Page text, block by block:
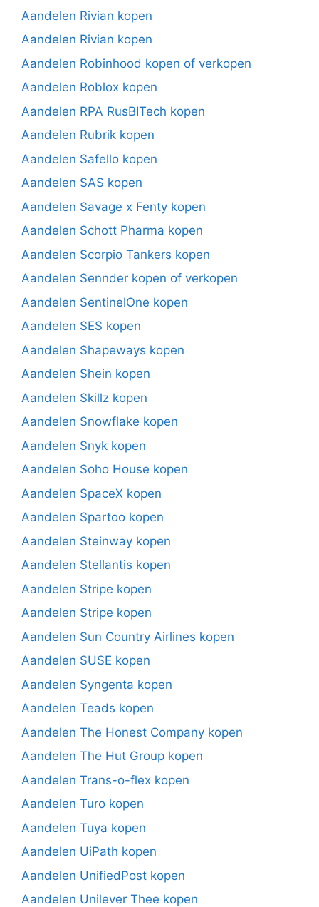
Aandelen Rivian kopen
Aandelen Rivian kopen
Aandelen Robinhood kopen of verkopen
Aandelen Roblox kopen
Aandelen RPA RusBITech kopen
Aandelen Rubrik kopen
Aandelen Safello kopen
Aandelen SAS kopen
Aandelen Savage x Fenty kopen
Aandelen Schott Pharma kopen
Aandelen Scorpio Tankers kopen
Aandelen Sennder kopen of verkopen
Aandelen SentinelOne kopen
Aandelen SES kopen
Aandelen Shapeways kopen
Aandelen Shein kopen
Aandelen Skillz kopen
Aandelen Snowflake kopen
Aandelen Snyk kopen
Aandelen Soho House kopen
Aandelen SpaceX kopen
Aandelen Spartoo kopen
Aandelen Steinway kopen
Aandelen Stellantis kopen
Aandelen Stripe kopen
Aandelen Stripe kopen
Aandelen Sun Country Airlines kopen
Aandelen SUSE kopen
Aandelen Syngenta kopen
Aandelen Teads kopen
Aandelen The Honest Company kopen
Aandelen The Hut Group kopen
Aandelen Trans-o-flex kopen
Aandelen Turo kopen
Aandelen Tuya kopen
Aandelen UiPath kopen
Aandelen UnifiedPost kopen
Aandelen Unilever Thee kopen